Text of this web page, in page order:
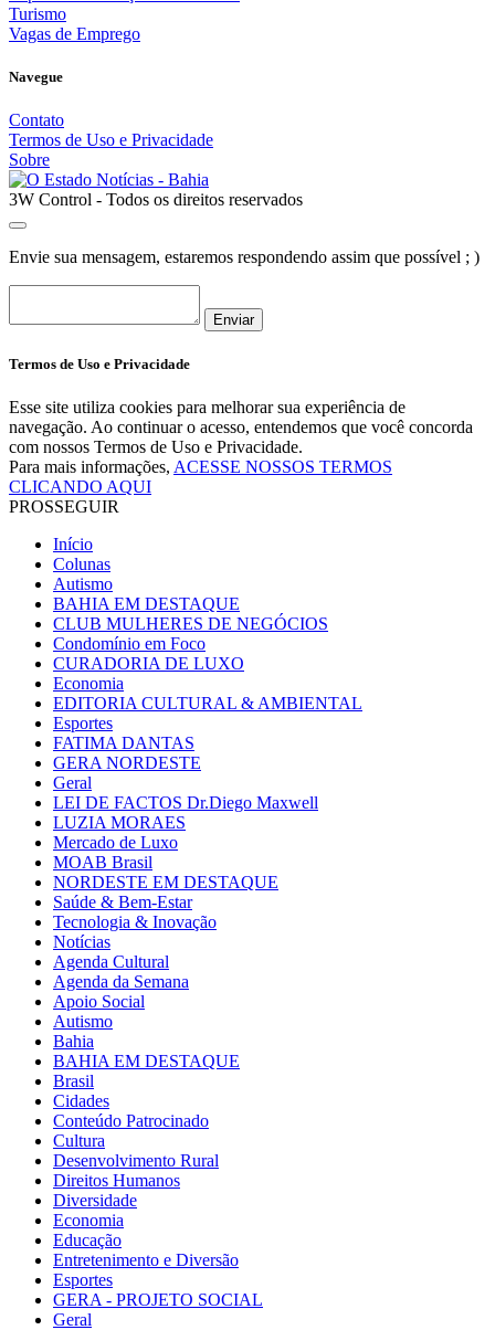
Turismo
Vagas de Emprego
Navegue
Contato
Termos de Uso e Privacidade
Sobre
3W Control - Todos os direitos reservados
Envie sua mensagem, estaremos respondendo assim que possível ; )
Enviar
Termos de Uso e Privacidade
Esse site utiliza cookies para melhorar sua experiência de
navegação. Ao continuar o acesso, entendemos que você concorda
com nossos Termos de Uso e Privacidade.
Para mais informações, ACESSE NOSSOS TERMOS
CLICANDO AQUI
PROSSEGUIR
Início
Colunas
Autismo
BAHIA EM DESTAQUE
CLUB MULHERES DE NEGÓCIOS
Condomínio em Foco
CURADORIA DE LUXO
Economia
EDITORIA CULTURAL & AMBIENTAL
Esportes
FATIMA DANTAS
GERA NORDESTE
Geral
LEI DE FACTOS Dr.Diego Maxwell
LUZIA MORAES
Mercado de Luxo
MOAB Brasil
NORDESTE EM DESTAQUE
Saúde & Bem-Estar
Tecnologia & Inovação
Notícias
Agenda Cultural
Agenda da Semana
Apoio Social
Autismo
Bahia
BAHIA EM DESTAQUE
Brasil
Cidades
Conteúdo Patrocinado
Cultura
Desenvolvimento Rural
Direitos Humanos
Diversidade
Economia
Educação
Entretenimento e Diversão
Esportes
GERA - PROJETO SOCIAL
Geral